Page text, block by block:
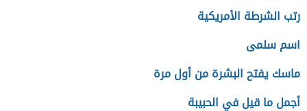
رتب الشرطة الأمريكية
اسم سلمى
ماسك يفتح البشرة من أول مرة
أجمل ما قيل في الحبيبة